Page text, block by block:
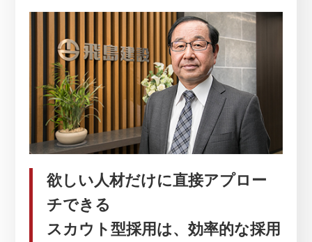
欲しい人材だけに直接アプロー
チできる
スカウト型採用は、効率的な採用